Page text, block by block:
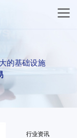
的基础设施
行业资讯